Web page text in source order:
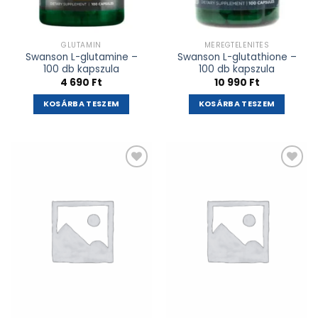
GLUTAMIN
Swanson L-glutamine –
100 db kapszula
4 690 Ft
KOSÁRBA TESZEM
MÉREGTELENÍTÉS
Swanson L-glutathione –
100 db kapszula
10 990 Ft
KOSÁRBA TESZEM